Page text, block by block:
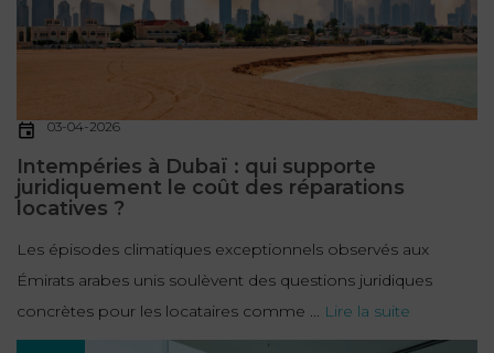
03-04-2026
Intempéries à Dubaï : qui supporte
juridiquement le coût des réparations
locatives ?
Les épisodes climatiques exceptionnels observés aux
Émirats arabes unis soulèvent des questions juridiques
concrètes pour les locataires comme ... Lire la suite